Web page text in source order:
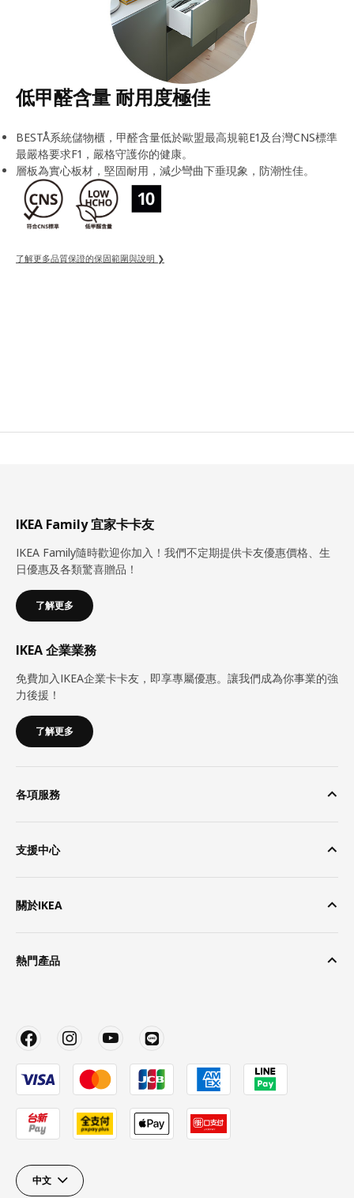
低甲醛含量 耐用度極佳
BESTÅ系統儲物櫃，甲醛含量低於歐盟最高規範E1及台灣CNS標準
最嚴格要求F1，嚴格守護你的健康。
層板為實心板材，堅固耐用，減少彎曲下垂現象，防潮性佳。
了解更多品質保證的保固範圍與說明 ❯
IKEA Family 宜家卡卡友
IKEA Family隨時歡迎你加入！我們不定期提供卡友優惠價格、生
日優惠及各類驚喜贈品！
了解更多
IKEA 企業業務
免費加入IKEA企業卡卡友，即享專屬優惠。讓我們成為你事業的強
力後援！
了解更多
各項服務
支援中心
關於IKEA
熱門產品
中文